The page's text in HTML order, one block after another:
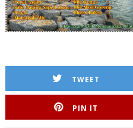
TWEET
PIN IT